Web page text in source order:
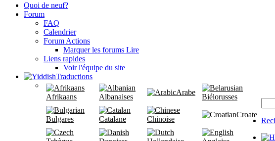
Quoi de neuf?
Forum
FAQ
Calendrier
Forum Actions
Marquer les forums Lire
Liens rapides
Voir l'équipe du site
Traductions
Afrikaans Albanaises
Arabe
Biélorusses
Bulgares Catalane Chinoise
Croate